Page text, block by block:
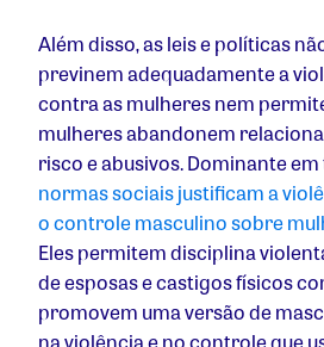
Além disso, as leis e políticas
previnem adequadamente a
contra as mulheres nem
mulheres abandonem
risco e abusivos.Dominante
normas sociais justificam a
o controle masculino sobre
Eles permitem disciplina
de esposas e castigos físicos
promovem uma versão de